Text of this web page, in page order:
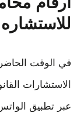
في الوقت
الاستشارات
عبر تطبيق